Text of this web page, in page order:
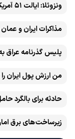
ونزوئلا: ایالت ۵۱ آمریکا!
مذاکرات ایران و
پلیس گذرنامه
من ارزش پول ایران را
حادثه برای بالگرد
زیرساخت‌های برق